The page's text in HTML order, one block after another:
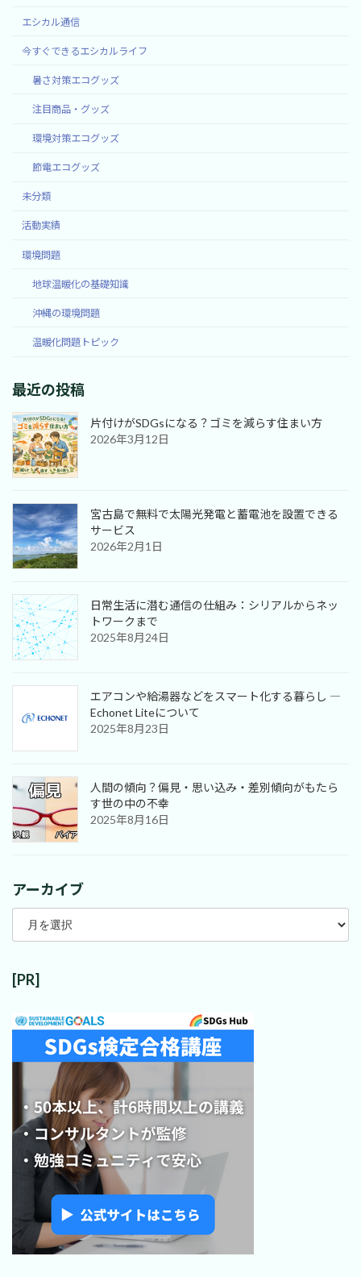
エシカル通信
今すぐできるエシカルライフ
暑さ対策エコグッズ
注目商品・グッズ
環境対策エコグッズ
節電エコグッズ
未分類
活動実績
環境問題
地球温暖化の基礎知識
沖縄の環境問題
温暖化問題トピック
最近の投稿
片付けがSDGsになる？ゴミを減らす住まい方
2026年3月12日
宮古島で無料で太陽光発電と蓄電池を設置できる
サービス
2026年2月1日
日常生活に潜む通信の仕組み：シリアルからネッ
トワークまで
2025年8月24日
エアコンや給湯器などをスマート化する暮らし ―
Echonet Liteについて
2025年8月23日
人間の傾向？偏見・思い込み・差別傾向がもたら
す世の中の不幸
2025年8月16日
アーカイブ
ア
カ
ブ
[PR]